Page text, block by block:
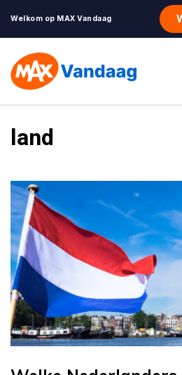
Welkom op MAX Vandaag
land